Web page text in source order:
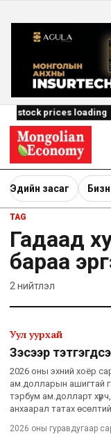
stock prices loading
Эдийн засаг
TAG
Гадаад
бараа
2 нийтлэл
Уул уурхай
Зэсээр
2026 оны эхний хоёр
ам.долларын ашигтай
тэрбум ам.долларт
анхаарал татах
2026 оны гуравдугаар